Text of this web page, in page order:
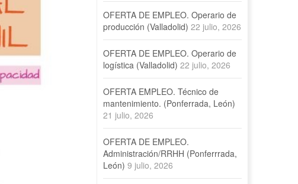
OFERTA DE EMPLEO. Operario de
producción (Valladolid) 22 julio, 2026
OFERTA DE EMPLEO. Operario de
logística (Valladolid) 22 julio, 2026
OFERTA EMPLEO. Técnico de
mantenimiento. (Ponferrada, León)
21 julio, 2026
OFERTA DE EMPLEO.
Administración/RRHH (Ponferrrada,
León) 9 julio, 2026